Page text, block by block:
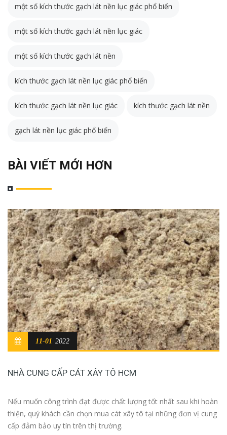
một số kích thước gạch lát nền lục giác phổ biến
một số kích thước gạch lát nền lục giác
một số kích thước gạch lát nền
kích thước gạch lát nền lục giác phổ biến
kích thước gạch lát nền lục giác kích thước gạch lát nền
gạch lát nền lục giác phổ biến
BÀI VIẾT MỚI HƠN
NHÀ CUNG CẤP CÁT XÂY TÔ HCM
11-01 2022
Nếu muốn công trình đạt được chất lượng tốt nhất sau khi hoàn
thiện, quý khách cần chọn mua cát xây tô tại những đơn vị cung
cấp đảm bảo uy tín trên thị trường.